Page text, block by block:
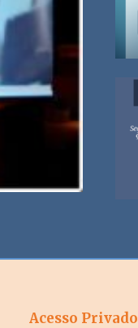
Acesso Privado